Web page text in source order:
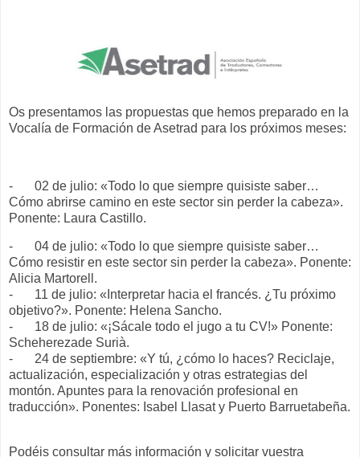
Os presentamos las propuestas que hemos preparado en la
Vocalía de Formación de Asetrad para los próximos meses:
-
02 de julio: «Todo lo que siempre quisiste saber…
Cómo abrirse camino en este sector sin perder la cabeza».
Ponente: Laura Castillo.
-
04 de julio: «Todo lo que siempre quisiste saber…
Cómo resistir en este sector sin perder la cabeza». Ponente:
Alicia Martorell.
-
11 de julio: «Interpretar hacia el francés. ¿Tu próximo
objetivo?». Ponente: Helena Sancho.
-
18 de julio: «¡Sácale todo el jugo a tu CV!» Ponente:
Scheherezade Surià.
-
24 de septiembre: «Y tú, ¿cómo lo haces? Reciclaje,
actualización, especialización y otras estrategias del
montón. Apuntes para la renovación profesional en
traducción». Ponentes: Isabel Llasat y Puerto Barruetabeña.
Podéis consultar más información y solicitar vuestra